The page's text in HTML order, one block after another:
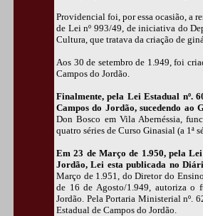
Providencial foi, por essa ocasião, a
de Lei nº 993/49, de iniciativa do
Cultura, que tratava da criação de
Aos 30 de setembro de 1.949, foi
Campos do Jordão.
Finalmente, pela Lei Estadual nº.
Campos do Jordão, sucedendo ao
Don Bosco em Vila Abernéssia,
quatro séries de Curso Ginasial (a 1ª
Em 23 de Março de 1.950, pela
Jordão, Lei esta publicada no
Março de 1.951, do Diretor do
de 16 de Agosto/1.949, autoriza o
Jordão. Pela Portaria Ministerial nº.
Estadual de Campos do Jordão.